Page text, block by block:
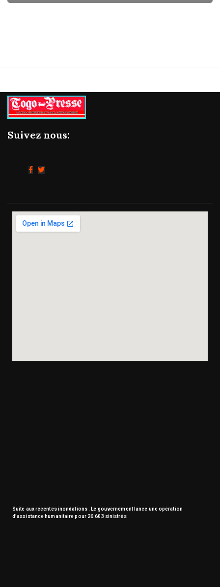
Suivez nous:
Suite aux récentes inondations : Le gouvernement lance une opération
d’assistance humanitaire pour 26.603 sinistrés